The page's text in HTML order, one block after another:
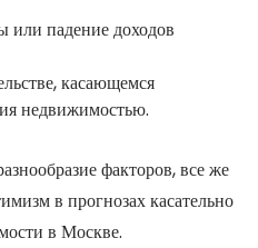
или падение доходов
касающемся
недвижимостью.
факторов, все же
в прогнозах касательно
в Москве.